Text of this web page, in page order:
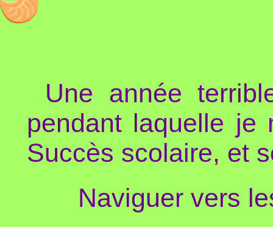
Une année
pendant laquelle je
Succès scolaire, et
Naviguer vers